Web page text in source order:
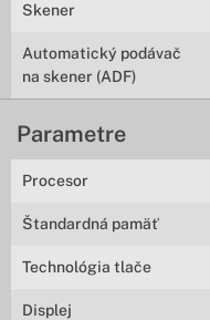
Skener
Automatický podávač
na skener (ADF)
Parametre
Procesor
Štandardná pamäť
Technológia tlače
Displej